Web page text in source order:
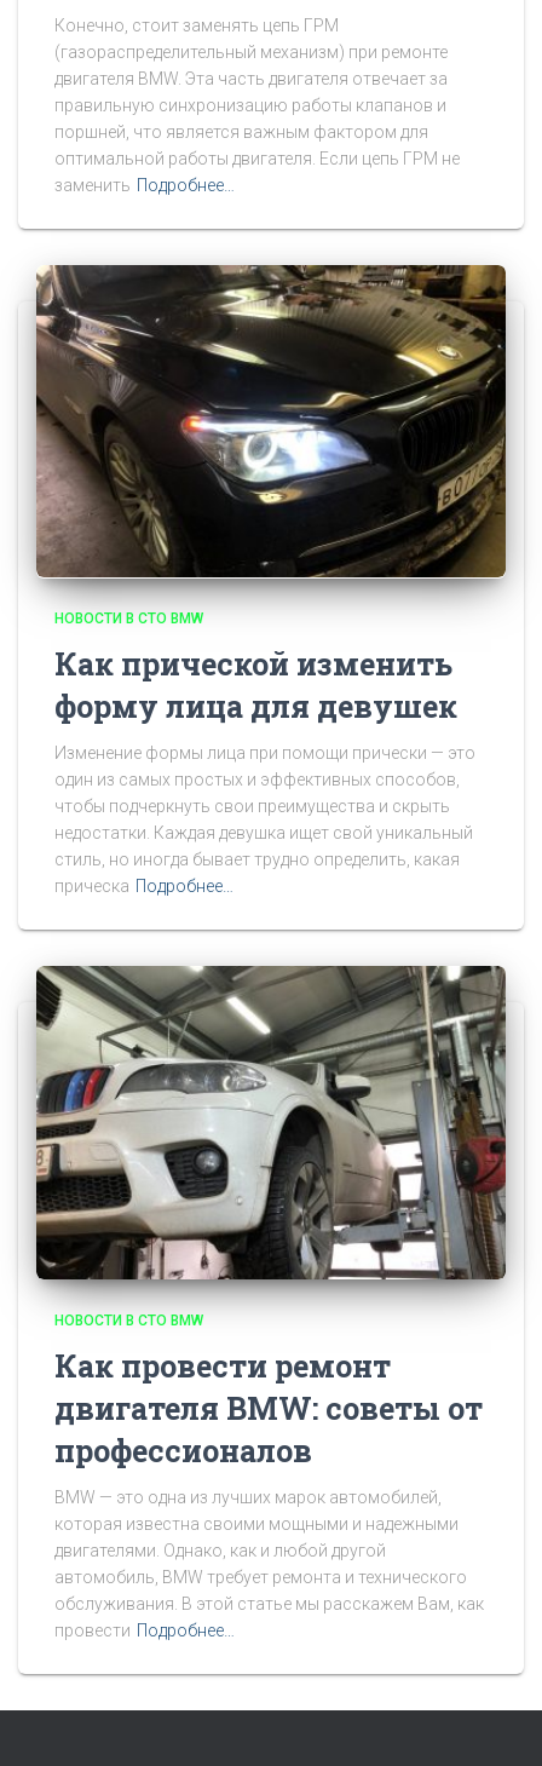
Конечно, стоит заменять цепь ГРМ
(газораспределительный механизм) при ремонте
двигателя BMW. Эта часть двигателя отвечает за
правильную синхронизацию работы клапанов и
поршней, что является важным фактором для
оптимальной работы двигателя. Если цепь ГРМ не
заменить Подробнее…
НОВОСТИ В СТО BMW
Как прической изменить
форму лица для девушек
Изменение формы лица при помощи прически — это
один из самых простых и эффективных способов,
чтобы подчеркнуть свои преимущества и скрыть
недостатки. Каждая девушка ищет свой уникальный
стиль, но иногда бывает трудно определить, какая
прическа Подробнее…
НОВОСТИ В СТО BMW
Как провести ремонт
двигателя BMW: советы от
профессионалов
BMW — это одна из лучших марок автомобилей,
которая известна своими мощными и надежными
двигателями. Однако, как и любой другой
автомобиль, BMW требует ремонта и технического
обслуживания. В этой статье мы расскажем Вам, как
провести Подробнее…